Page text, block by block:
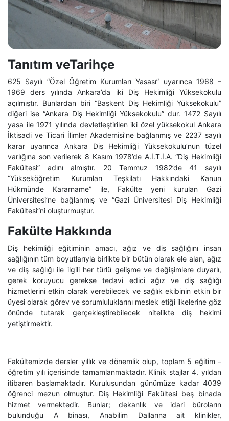
Tanıtım veTarihçe
625 Sayılı “Özel Öğretim Kurumları Yasası” uyarınca 1968 –
1969 ders yılında Ankara’da iki Diş Hekimliği Yüksekokulu
açılmıştır. Bunlardan biri “Başkent Diş Hekimliği Yüksekokulu”
diğeri ise “Ankara Diş Hekimliği Yüksekokulu” dur. 1472 Sayılı
yasa ile 1971 yılında devletleştirilen iki özel yüksekokul Ankara
İktisadi ve Ticari İlimler Akademisi’ne bağlanmış ve 2237 sayılı
karar uyarınca Ankara Diş Hekimliği Yüksekokulu’nun tüzel
varlığına son verilerek 8 Kasım 1978’de A.İ.T.İ.A. “Diş Hekimliği
Fakültesi” adını almıştır. 20 Temmuz 1982’de 41 sayılı
“Yükseköğretim Kurumları Teşkilatı Hakkındaki Kanun
Hükmünde Kararname” ile, Fakülte yeni kurulan Gazi
Üniversitesi’ne bağlanmış ve “Gazi Üniversitesi Diş Hekimliği
Fakültesi”ni oluşturmuştur.
Fakülte Hakkında
Diş hekimliği eğitiminin amacı, ağız ve diş sağlığını insan
sağlığının tüm boyutlarıyla birlikte bir bütün olarak ele alan, ağız
ve diş sağlığı ile ilgili her türlü gelişme ve değişimlere duyarlı,
gerek koruyucu gerekse tedavi edici ağız ve diş sağlığı
hizmetlerini etkin olarak verebilecek ve sağlık ekibinin etkin bir
üyesi olarak görev ve sorumluluklarını meslek etiği ilkelerine göz
önünde tutarak gerçekleştirebilecek nitelikte diş hekimi
yetiştirmektir.
Fakültemizde dersler yıllık ve dönemlik olup, toplam 5 eğitim –
öğretim yılı içerisinde tamamlanmaktadır. Klinik stajlar 4. yıldan
itibaren başlamaktadır. Kuruluşundan günümüze kadar 4039
öğrenci mezun olmuştur. Diş Hekimliği Fakültesi beş binada
hizmet vermektedir. Bunlar; dekanlık ve idari büroların
bulunduğu A binası, Anabilim Dallarına ait klinikler,